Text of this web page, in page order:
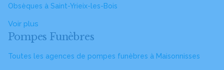
Obsèques à Saint-Yrieix-les-Bois
Voir plus
Pompes Funèbres
Toutes les agences de pompes funèbres à Maisonnisses